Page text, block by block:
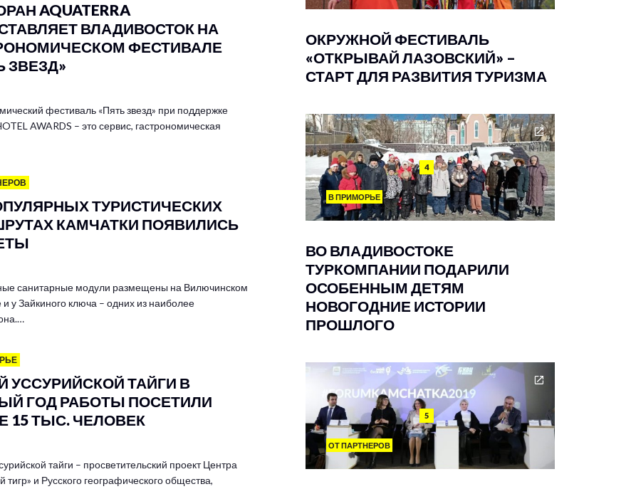
AQUATERRA
ВЛАДИВОСТОК НА
ФЕСТИВАЛЕ
ЗВЕЗД»
фестиваль «Пять звезд» при поддержке
AWARDS – это сервис, гастрономическая
ТУРИСТИЧЕСКИХ
КАМЧАТКИ ПОЯВИЛИСЬ
санитарные модули размещены на Вилючинском
и у Зайкиного ключа – одних из наиболее
УССУРИЙСКОЙ ТАЙГИ В
ГОД РАБОТЫ ПОСЕТИЛИ
15 ТЫС. ЧЕЛОВЕК
тайги – просветительский проект Центра
тигр» и Русского географического общества,
ОКРУЖНОЙ ФЕСТИВАЛЬ
«ОТКРЫВАЙ ЛАЗОВСКИЙ» –
СТАРТ ДЛЯ РАЗВИТИЯ ТУРИЗМА
4
В ПРИМОРЬЕ
ВО ВЛАДИВОСТОКЕ
ТУРКОМПАНИИ ПОДАРИЛИ
ОСОБЕННЫМ ДЕТЯМ
НОВОГОДНИЕ ИСТОРИИ
ПРОШЛОГО
5
ОТ ПАРТНЕРОВ